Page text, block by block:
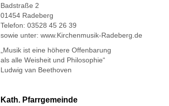
Badstraße 2
01454 Radeberg
Telefon: 03528 45 26 39
sowie unter: www.Kirchenmusik-Radeberg.de
„Musik ist eine höhere Offenbarung
als alle Weisheit und Philosophie“
Ludwig van Beethoven
Kath. Pfarrgemeinde